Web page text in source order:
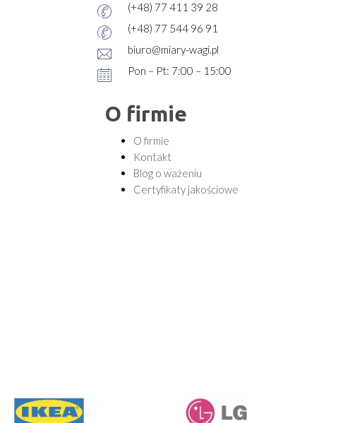
(+48) 77 411 39 28
(+48) 77 544 96 91
biuro@miary-wagi.pl
Pon – Pt: 7:00 – 15:00
O firmie
O firmie
Kontakt
Blog o ważeniu
Certyfikaty jakościowe